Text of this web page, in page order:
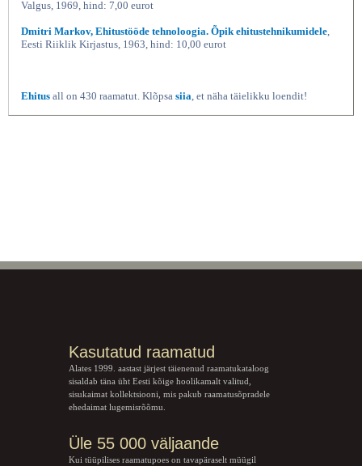
Valgus, 1969, hind: 7,00 eurot
Dmitri Markov, Ehitustööde tehnoloogia. Õpik ehitustehnikumidele
Eesti Riiklik Kirjastus, 1963, hind: 10,00 eurot
Ehitus all on 430 raamatut. Klõpsa siia , et näha täielikku loendit!
Kasutatud raamatud
Alates 1999. aastast järjest täienenud raamatukataloog
sisaldab täna üht Eesti kõige hoolikamalt valitud,
sisukaimat kollektsiooni, mis pakub raamatusõpradele
ehedaimat lugemisrõõmu.
Üle 55 000 väljaande
Kui tüüpilises raamatupoes on tavapäraselt müügil